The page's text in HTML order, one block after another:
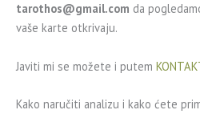
tarothos@gmail.com da
vaše karte otkrivaju.
Javiti mi se možete i putem
Kako naručiti analizu i kako ćete